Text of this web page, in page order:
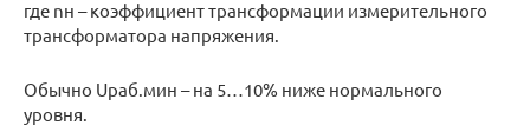
где nн – коэффициент трансформации измерительного
трансформатора напряжения.
Обычно Uраб.мин – на 5…10% ниже нормального
уровня.